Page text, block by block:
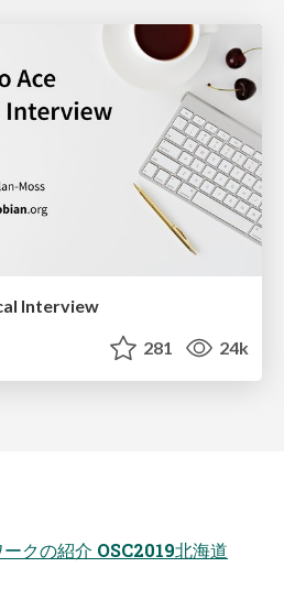
Interview
281 24k
クの紹介 OSC2019北海道